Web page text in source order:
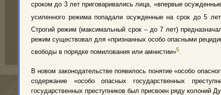
сроком до 3 лет приговаривались лица, «впервые
усиленного режима попадали осужденные на срок до 5
Строгий режим (максимальный срок – до 7 лет)
режим существовал для «признанных особо опасными
свободы в порядке помилования или амнистии»5.
В новом законодательстве появилось понятие «особо
содержание «особо опасных государственных
государственных преступников был присвоен ряду колоний